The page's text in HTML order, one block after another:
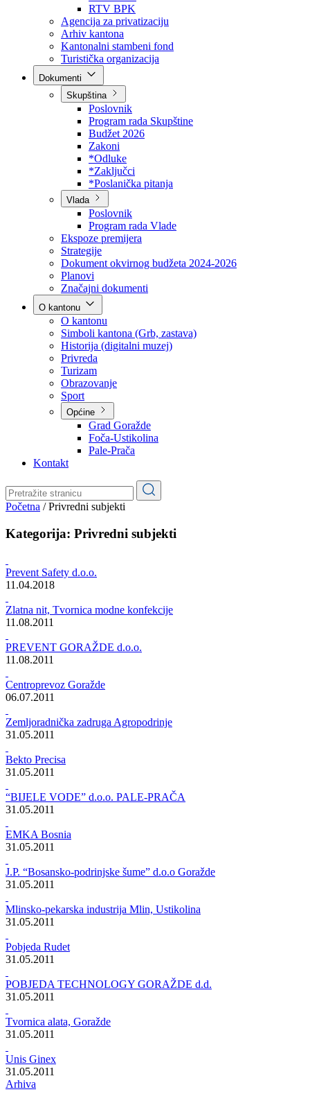
Direkcija za šumarstvo
Javna preduzeća
BPK šume
RTV BPK
Agencija za privatizaciju
Arhiv kantona
Kantonalni stambeni fond
Turistička organizacija
Skupština
Poslovnik
Program rada Skupštine
Budžet 2026
Zakoni
*Odluke
*Zaključci
*Poslanička pitanja
Vlada
Poslovnik
Program rada Vlade
Ekspoze premijera
Strategije
Dokument okvirnog budžeta 2024-2026
Planovi
Značajni dokumenti
O kantonu
O kantonu
Simboli kantona (Grb, zastava)
Historija (digitalni muzej)
Privreda
Turizam
Obrazovanje
Općine
Pale-Prača
Kontakt
Početna Privredni subjekti
Kategorija:Privredni subjekti